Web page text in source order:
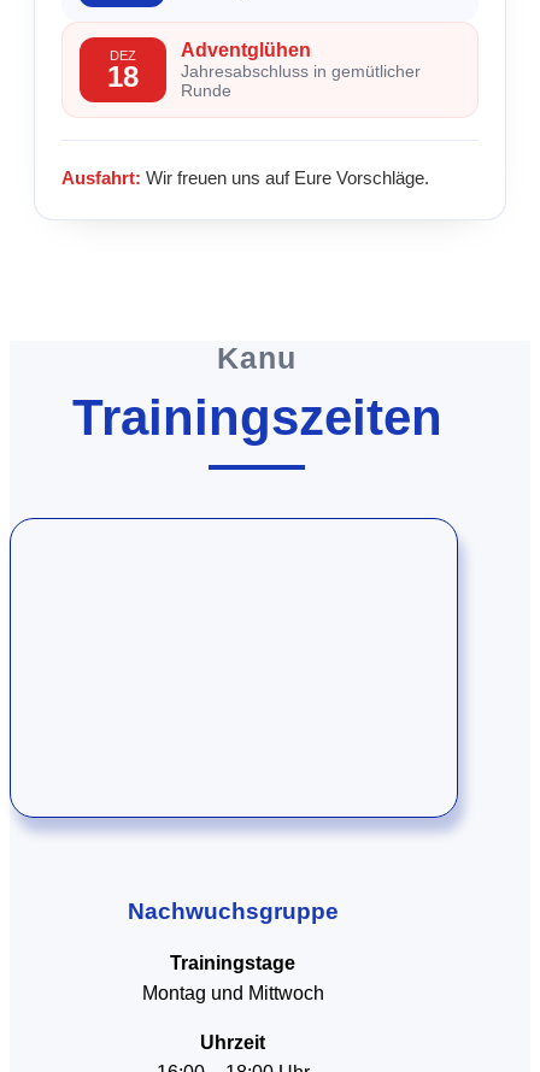
DEZ
18
Adventglühen
Jahresabschluss in gemütlicher
Runde
Ausfahrt: Wir freuen uns auf Eure Vorschläge.
Kanu
Trainingszeiten
Nachwuchsgruppe
Trainingstage
Montag und Mittwoch
Uhrzeit